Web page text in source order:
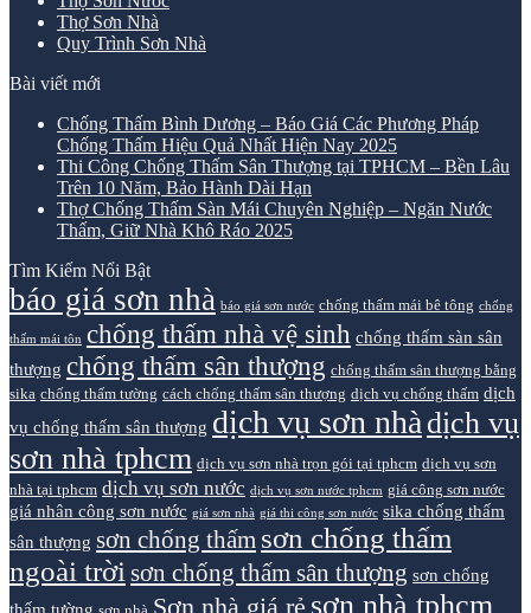
Thợ Sơn Nhà
Quy Trình Sơn Nhà
Bài viết mới
Chống Thấm Bình Dương – Báo Giá Các Phương Pháp
Chống Thấm Hiệu Quả Nhất Hiện Nay 2025
Thi Công Chống Thấm Sân Thượng tại TPHCM – Bền Lâu
Trên 10 Năm, Bảo Hành Dài Hạn
Thợ Chống Thấm Sàn Mái Chuyên Nghiệp – Ngăn Nước
Thấm, Giữ Nhà Khô Ráo 2025
Tìm Kiếm Nổi Bật
báo giá sơn nhà báo giá sơn nước chống thấm mái bê tông chống
thấm mái tôn chống thấm nhà vệ sinh chống thấm sàn sân
thượng chống thấm sân thượng chống thấm sân thượng bằng
sika chống thấm tường cách chống thấm sân thượng dịch vụ chống thấm dịch
vụ chống thấm sân thượng dịch vụ sơn nhà dịch vụ
sơn nhà tphcm dịch vụ sơn nhà trọn gói tại tphcm dịch vụ sơn
nhà tại tphcm dịch vụ sơn nước dịch vụ sơn nước tphcm giá công sơn nước
giá nhân công sơn nước giá sơn nhà giá thi công sơn nước sika chống thấm
sân thượng sơn chống thấm sơn chống thấm
ngoài trời sơn chống thấm sân thượng sơn chống
Sơn nhà giá rẻ sơn nhà tphcm